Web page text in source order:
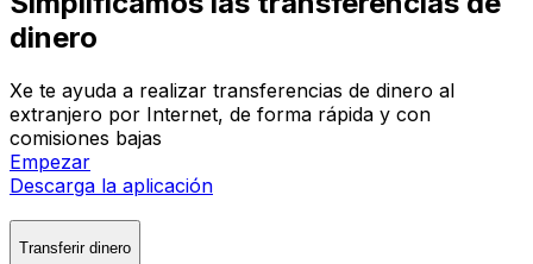
dinero
Xe te ayuda a realizar transferencias de dinero al
extranjero por Internet, de forma rápida y con
comisiones bajas
Empezar
Descarga la aplicación
Transferir dinero